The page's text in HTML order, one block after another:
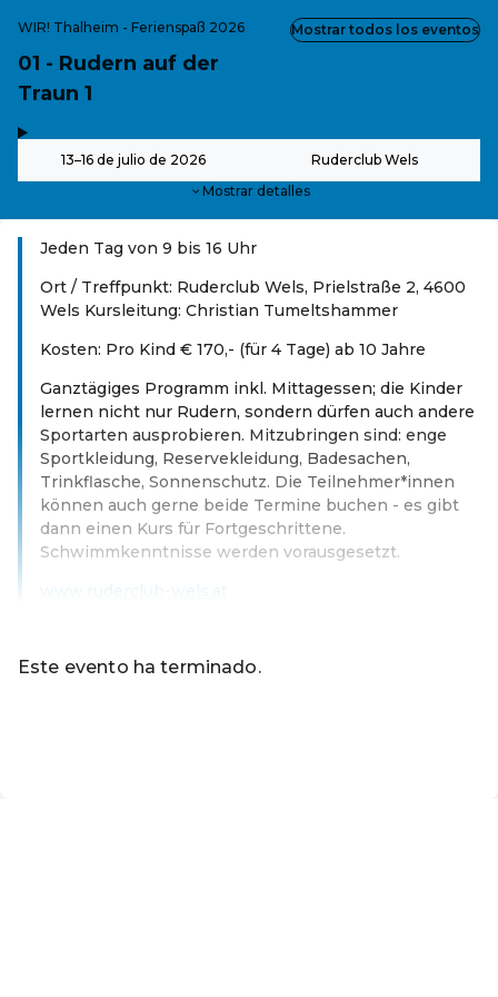
WIR! Thalheim - Ferienspaß 2026
01 - Rudern auf der
Traun 1
13–16 de julio de 2026 Ruderclub Wels
Mostrar detalles
Mostrar todos los eventos
Jeden Tag von 9 bis 16 Uhr
Ort / Treffpunkt: Ruderclub Wels, Prielstraße 2, 4600
Wels Kursleitung: Christian Tumeltshammer
Kosten: Pro Kind € 170,- (für 4 Tage) ab 10 Jahre
Ganztägiges Programm inkl. Mittagessen; die Kinder
lernen nicht nur Rudern, sondern dürfen auch andere
Sportarten ausprobieren. Mitzubringen sind: enge
Sportkleidung, Reservekleidung, Badesachen,
Trinkflasche, Sonnenschutz. Die Teilnehmer*innen
können auch gerne beide Termine buchen - es gibt
dann einen Kurs für Fortgeschrittene.
Schwimmkenntnisse werden vorausgesetzt.
www.ruderclub-wels.at
Este evento ha terminado.